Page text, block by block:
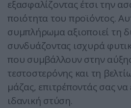
εξασφαλίζοντας έτσι την
ποιότητα του προϊόντος.
συμπλήρωμα αξιοποιεί τη
συνδυάζοντας ισχυρά
που συμβάλλουν στην
τεστοστερόνης και τη
μάζας, επιτρέποντάς σας να
ιδανική στύση.